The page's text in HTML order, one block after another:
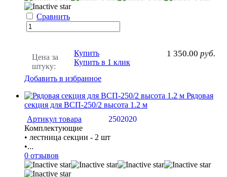
Сравнить
Цена за
штуку:
1 350.00 руб.
Купить
Купить в 1 клик
Добавить в избранное
Рядовая
секция для ВСП-250/2 высота 1.2 м
Артикул товара
2502020
Комплектующие
• лестница секции - 2 шт
•...
0 отзывов